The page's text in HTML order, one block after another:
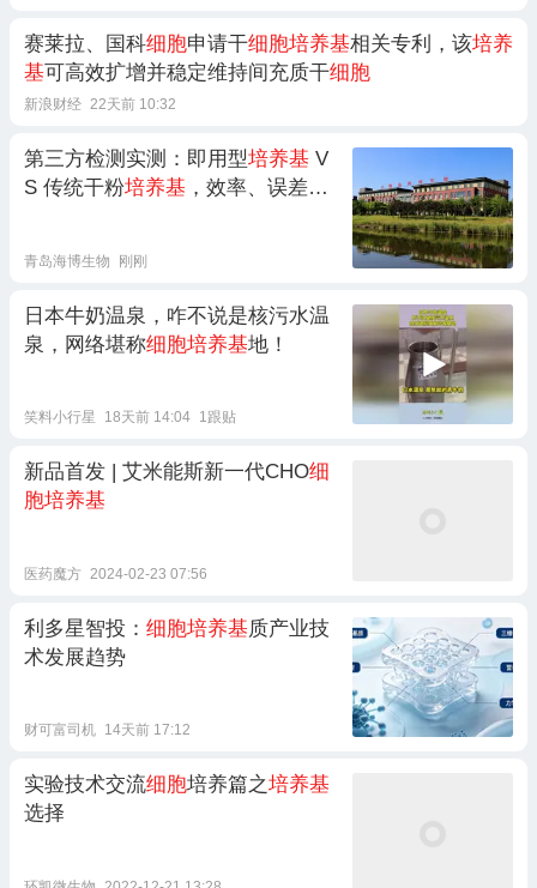
赛莱拉、国科细胞申请干细胞培养基相关专利，该培养
基可高效扩增并稳定维持间充质干细胞
新浪财经 22天前 10:32
第三方检测实测：即用型培养基 V
S 传统干粉培养基 ，效率、误差、
青岛海博生物 刚刚
日本牛奶温泉，咋不说是核污水温
泉，网络堪称细胞培养基地！
笑料小行星 18天前 14:04 1跟贴
新品首发 | 艾米能斯新一代CHO细
胞培养基
医药魔方 2024-02-23 07:56
利多星智投： 细胞培养基质产业技
术发展趋势
财可富司机 14天前 17:12
实验技术交流细胞培养篇之培养基
选择